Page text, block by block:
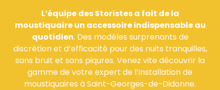
L’équipe des Storistes a fait de la
moustiquaire un accessoire indispensable au
quotidien. Des modèles surprenants de
discrétion et d’efficacité pour des nuits tranquilles,
sans bruit et sans piqures. Venez vite découvrir la
gamme de votre expert de l’installation de
moustiquaires à Saint-Georges-de-Didonne.